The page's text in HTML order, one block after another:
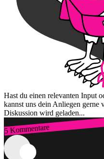
Hast du einen relevanten Input
kannst uns dein Anliegen gerne
Diskussion wird geladen...
5 Kommentare
Zum Login